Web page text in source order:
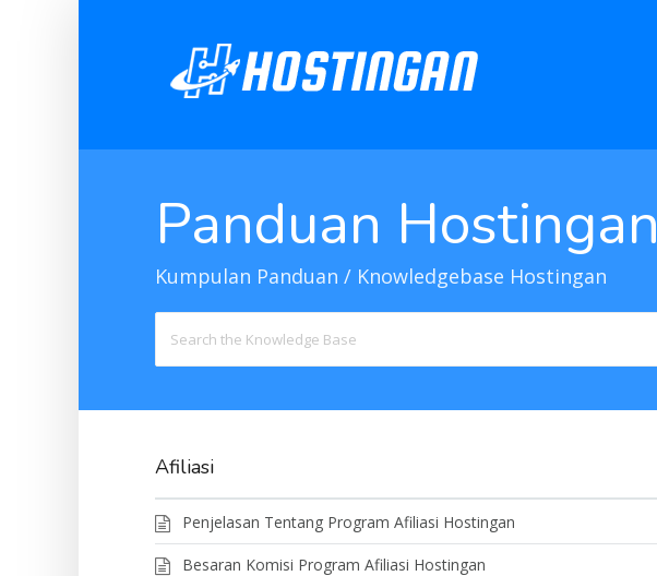
Panduan Hostingan
Kumpulan Panduan / Knowledgebase Hostingan
For
Afiliasi
Penjelasan Tentang Program Afiliasi Hostingan
Besaran Komisi Program Afiliasi Hostingan